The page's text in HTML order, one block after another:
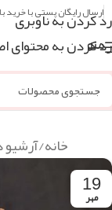
رد کردن به ناوبری
رد کردن به محتوای
ارسال رایگان پستی با خرید
منو
خانه/
19
مهر